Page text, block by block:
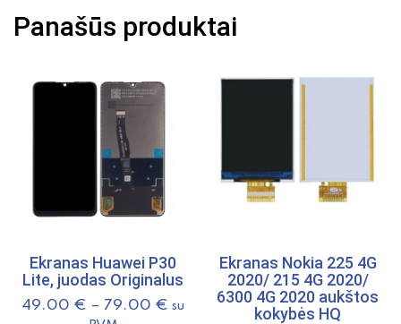
jautriu
XS
originalus
Panašūs produktai
Ekranas Huawei P30
Lite, juodas Originalus
49.00 € – 79.00 € su
Ekranas Nokia 225 4G
2020/ 215 4G 2020/
6300 4G 2020 aukštos
kokybės HQ